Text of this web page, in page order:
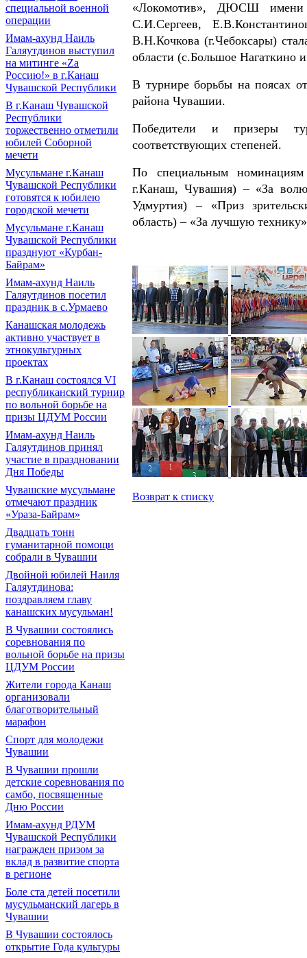
специальной военной
операции
Имам-ахунд Наиль
Галяутдинов выступил
на митинге «Zа
Россию!» в г.Канаш
Чувашской Республики
В г.Канаш Чувашской
Республики
торжественно отметили
юбилей Соборной
мечети
Мусульмане г.Канаш
Чувашской Республики
готовятся к юбилею
городской мечети
Мусульмане г.Канаш
Чувашской Республики
празднуют «Курбан-
Байрам»
Имам-ахунд Наиль
Галяутдинов посетил
праздник в с.Урмаево
Канашская молодежь
активно участвует в
этнокультурных
проектах
В г.Канаш состоялся VI
республиканский турнир
по вольной борьбе на
призы ЦДУМ России
Имам-ахунд Наиль
Галяутдинов принял
участие в праздновании
Дня Победы
Чувашские мусульмане
отмечают праздник
«Ураза-Байрам»
Двадцать тонн
гуманитарной помощи
собрали в Чувашии
Двойной юбилей Наиля
Галяутдинова:
поздравляем главу
канашских мусульман!
В Чувашии состоялись
соревнования по
вольной борьбе на призы
ЦДУМ России
Жители города Канаш
организовали
благотворительный
марафон
Спорт для молодежи
Чувашии
В Чувашии прошли
детские соревнования по
самбо, посвященные
Дню России
Имам-ахунд РДУМ
Чувашской Республики
награжден призом за
вклад в развитие спорта
в регионе
Боле ста детей посетили
мусульманский лагерь в
Чувашии
В Чувашии состоялось
открытие Года культуры
«Локомотив», ДЮСШ имени
С.И.Сергеев,
В.Н.Кочкова (г.Чебоксары)
области (с.Большое Нагаткино
В турнире борьбы на поясах
района Чувашии.
Победители и призеры
соответствующих степеней.
По специальным
г.Канаш, Чувашия) – «За
Удмуртия) – «Приз
область) – «За лучшую
Возврат к списку